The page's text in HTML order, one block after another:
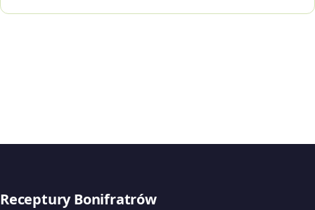
Receptury Bonifratrów